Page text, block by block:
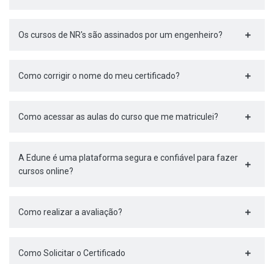
Os cursos de NR's são assinados por um engenheiro?
Como corrigir o nome do meu certificado?
Como acessar as aulas do curso que me matriculei?
A Edune é uma plataforma segura e confiável para fazer
cursos online?
Como realizar a avaliação?
Como Solicitar o Certificado